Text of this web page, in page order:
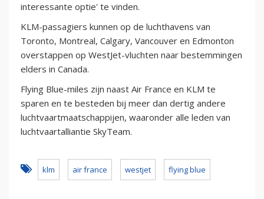
interessante optie' te vinden.
KLM-passagiers kunnen op de luchthavens van
Toronto, Montreal, Calgary, Vancouver en Edmonton
overstappen op WestJet-vluchten naar bestemmingen
elders in Canada.
Flying Blue-miles zijn naast Air France en KLM te
sparen en te besteden bij meer dan dertig andere
luchtvaartmaatschappijen, waaronder alle leden van
luchtvaartalliantie SkyTeam.
klm air france westjet flying blue